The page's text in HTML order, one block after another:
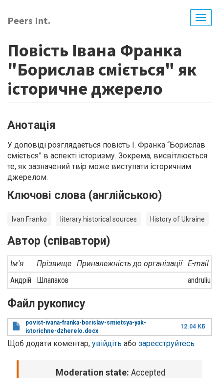
до
основного
Peers Int.
Повість Івана Франка
"Борислав сміється" як
історичне джерело
Анотація
У доповіді розглядається повість І. Франка “Борислав
сміється” в аспекті історизму. Зокрема, висвітлюється
те, як зазначений твір може виступати історичним
джерелом.
Ключові слова (англійською)
Ivan Franko literary historical sources History of Ukraine
Автор (співавтори)
Ім'я Прізвище Приналежність до організації E-mail
Андрій
Шлапаков
Файл рукопису
povist-ivana-franka-borislav-smietsya-yak-
istorichne-dzherelo.docx
12.04 КБ
Щоб додати коментар, увійдіть або зареєструйтесь
Moderation state: Accepted